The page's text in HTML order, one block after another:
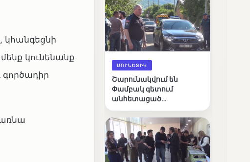
կունենանք
գործադիր
ՄՈՒՆԵՏԻԿ
Շարունակվում են
Փամբակ գետում
անհետացած
որոնողական
աշխատանքները